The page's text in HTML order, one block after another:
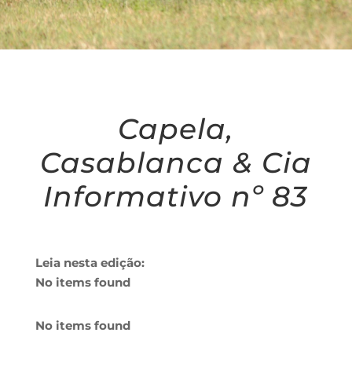
Capela,
Casablanca & Cia
Informativo nº 83
Leia nesta edição:
No items found
No items found